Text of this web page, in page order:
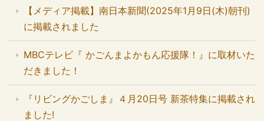
【メディア掲載】南日本新聞(2025年1月9日(木)朝刊)
に掲載されました
MBCテレビ『 かごんまよかもん応援隊！』に取材いた
だきました！
『リビングかごしま』４月20日号 新茶特集に掲載され
ました!